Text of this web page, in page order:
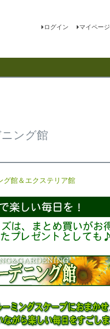
ログイン マイページ
ング館
グ館＆エクステリア館